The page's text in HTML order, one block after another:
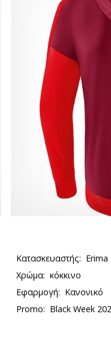
Κατασκευαστής: Erima
Χρώμα: κόκκινο
Εφαρμογή: Κανονικό
Promo: Black Week